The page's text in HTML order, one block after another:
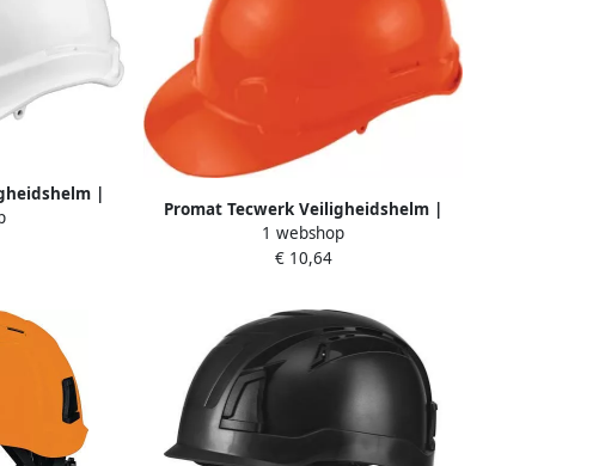
|
| EN 397
Promat Tecwerk Veiligheidshelm |
ProCap | ORANGE | polyethyleen | EN
397 4000370263
1 webshop
€ 10,64